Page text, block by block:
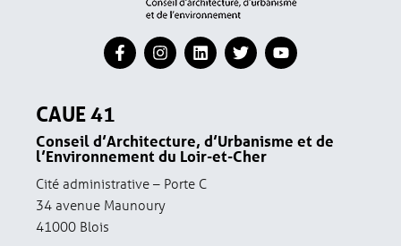
CAUE 41
Conseil d’Architecture, d’Urbanisme et de
l’Environnement du Loir-et-Cher
Cité administrative – Porte C
34 avenue Maunoury
41000 Blois